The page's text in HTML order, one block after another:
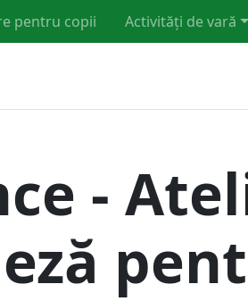
pentru copii Activități de vară
-